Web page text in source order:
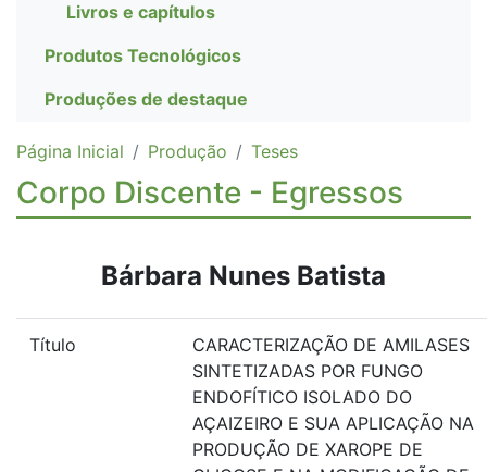
Livros e capítulos
Produtos Tecnológicos
Produções de destaque
Página Inicial Produção Teses
Corpo Discente - Egressos
Bárbara Nunes Batista
Título
CARACTERIZAÇÃO DE AMILASES
SINTETIZADAS POR FUNGO
ENDOFÍTICO ISOLADO DO
AÇAIZEIRO E SUA APLICAÇÃO NA
PRODUÇÃO DE XAROPE DE